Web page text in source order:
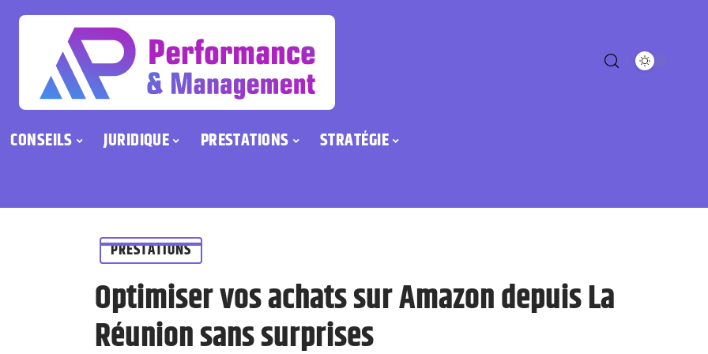
CONSEILS JURIDIQUE PRESTATIONS STRATÉGIE
PRESTATIONS
Optimiser vos achats sur Amazon depuis La
Réunion sans surprises